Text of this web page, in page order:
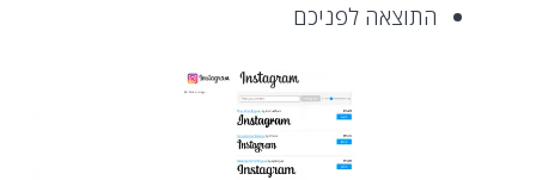
התוצאה לפניכם